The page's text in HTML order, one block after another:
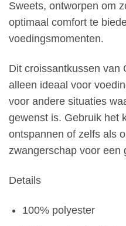
Sweets, ontworpen om
optimaal comfort te
voedingsmomenten.
Dit croissantkussen van
alleen ideaal voor
voor andere situaties
gewenst is. Gebruik het
ontspannen of zelfs als
zwangerschap voor een
Details
100% polyester